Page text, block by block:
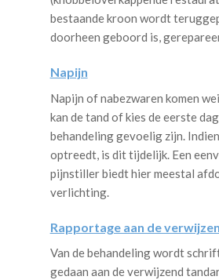
bestaande kroon wordt
doorheen geboord is,
Napijn
Napijn of nabezwaren komen
kan de tand of kies de eerste
behandeling gevoelig zijn.
optreedt, is dit tijdelijk. Een
pijnstiller biedt hier meestal
verlichting.
Rapportage aan de
Van de behandeling wordt
gedaan aan de verwijzend